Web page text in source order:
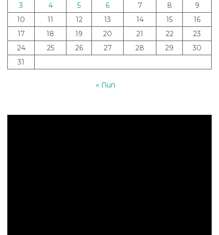
3
4 5 6 7 8
9
10
11 12 13 14 15
16
17
18 19 20 21 22
23
24
25 26 27 28 29
30
31
« Лип